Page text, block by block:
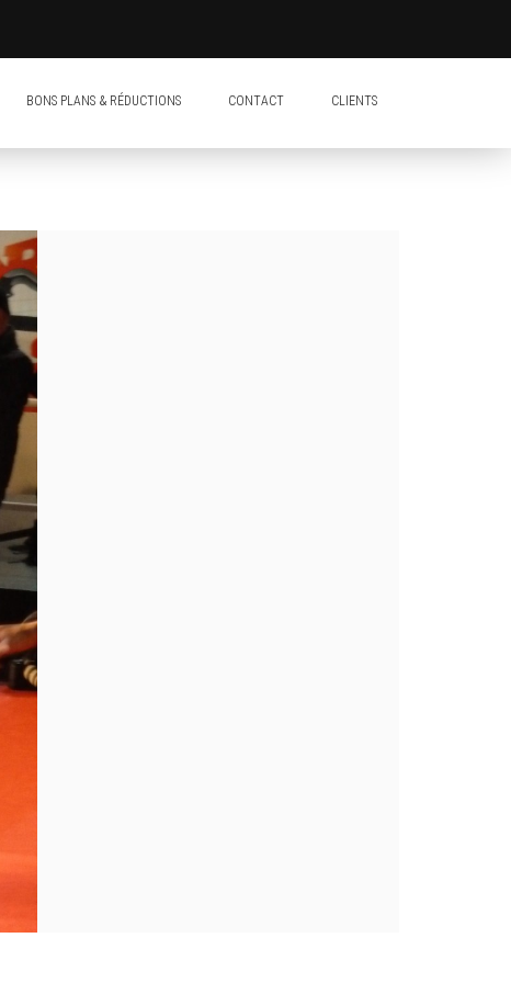
BONS PLANS & RÉDUCTIONS CONTACT CLIENTS